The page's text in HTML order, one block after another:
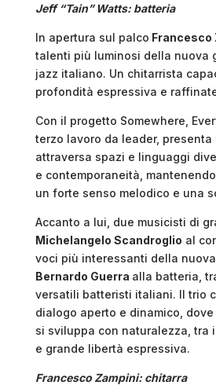
Jeff “Tain” Watts: batteria
In apertura sul palco
talenti più luminosi della nuova
jazz italiano. Un chitarrista
profondità espressiva e
Con il progetto Somewhere,
terzo lavoro da leader, presenta
attraversa spazi e linguaggi
e contemporaneità,
un forte senso melodico e una
Accanto a lui, due musicisti di
Michelangelo Scandroglio al
voci più interessanti della
Bernardo Guerra alla batteria,
versatili batteristi italiani. Il trio
dialogo aperto e dinamico, dove
si sviluppa con naturalezza, tra
e grande libertà espressiva.
Francesco Zampini: chitarra